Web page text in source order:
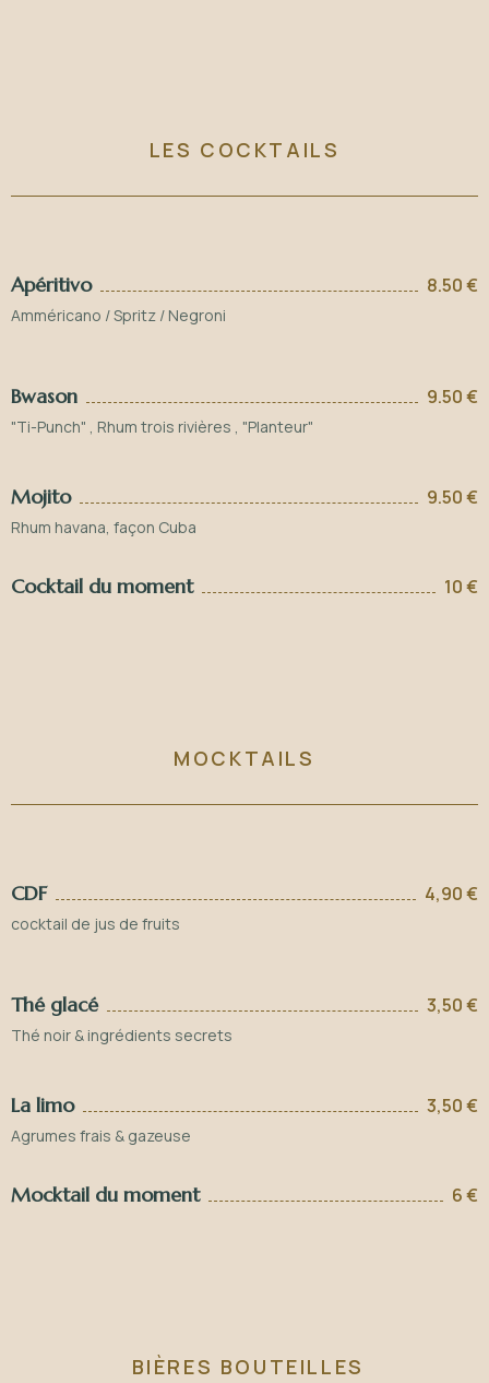
LES COCKTAILS
Apéritivo 8.50 €
Amméricano / Spritz / Negroni
Bwason 9.50 €
"Ti-Punch" , Rhum trois rivières , "Planteur"
Mojito 9.50 €
Rhum havana, façon Cuba
Cocktail du moment 10 €
MOCKTAILS
CDF 4,90 €
cocktail de jus de fruits
Thé glacé 3,50 €
Thé noir & ingrédients secrets
La limo 3,50 €
Agrumes frais & gazeuse
Mocktail du moment 6 €
BIÈRES BOUTEILLES